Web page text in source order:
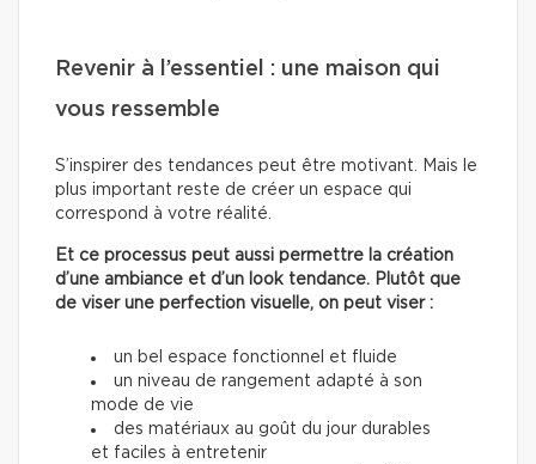
Revenir à l’essentiel : une maison qui
vous ressemble
S’inspirer des tendances peut être motivant. Mais le
plus important reste de créer un espace qui
correspond à votre réalité.
Et ce processus peut aussi permettre la création
d’une ambiance et d’un look tendance. Plutôt que
de viser une perfection visuelle, on peut viser :
un bel espace fonctionnel et fluide
un niveau de rangement adapté à son
mode de vie
des matériaux au goût du jour durables
et faciles à entretenir